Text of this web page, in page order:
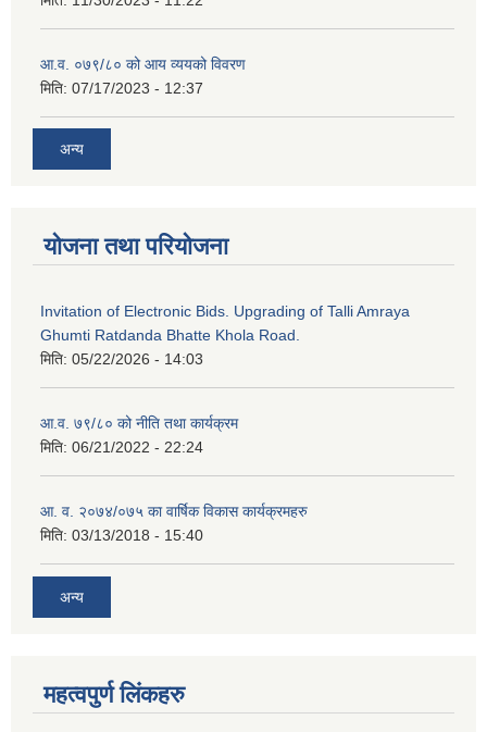
आ.व. ०७९/८० को आय व्ययको विवरण
मिति: 07/17/2023 - 12:37
अन्य
योजना तथा परियोजना
Invitation of Electronic Bids. Upgrading of Talli Amraya
Ghumti Ratdanda Bhatte Khola Road.
मिति: 05/22/2026 - 14:03
आ.व. ७९/८० को नीति तथा कार्यक्रम
मिति: 06/21/2022 - 22:24
आ. व. २०७४/०७५ का वार्षिक विकास कार्यक्रमहरु
मिति: 03/13/2018 - 15:40
अन्य
महत्वपुर्ण लिंकहरु